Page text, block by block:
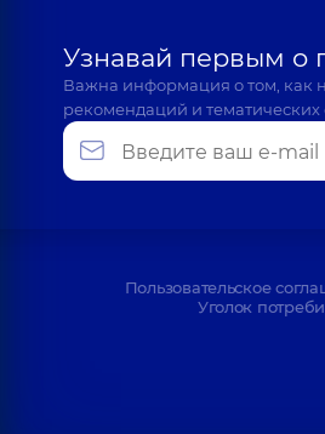
Узнавай первым о
Важна информация о том, как
рекомендаций и тематических
Пользовательское
Уголок